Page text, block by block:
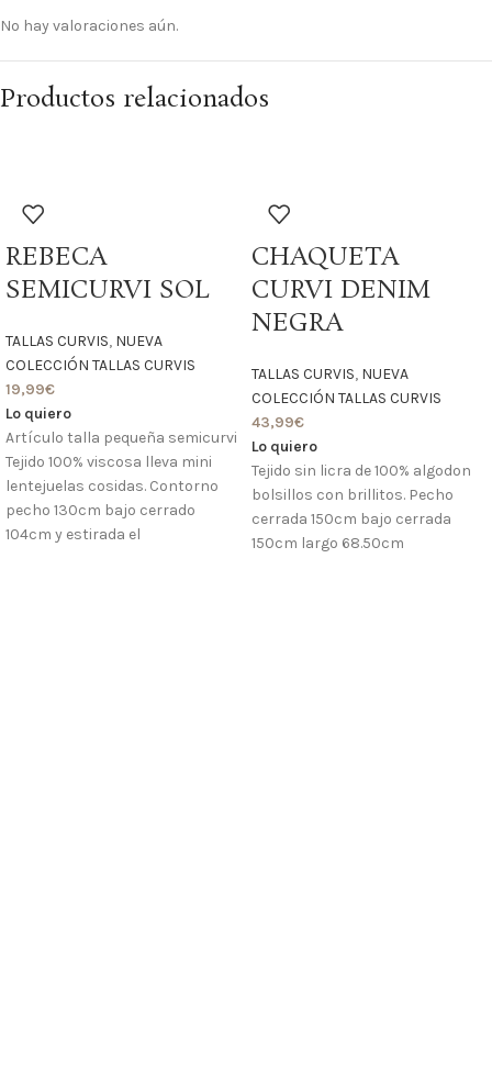
No hay valoraciones aún.
Productos relacionados
REBECA
SEMICURVI SOL
TALLAS CURVIS, NUEVA
COLECCIÓN TALLAS CURVIS
19,99€
Lo quiero
Artículo talla pequeña semicurvi
Tejido 100% viscosa lleva mini
lentejuelas cosidas. Contorno
pecho 130cm bajo cerrado
104cm y estirada el
CHAQUETA
CURVI DENIM
NEGRA
TALLAS CURVIS, NUEVA
COLECCIÓN TALLAS CURVIS
43,99€
Lo quiero
Tejido sin licra de 100% algodon
bolsillos con brillitos. Pecho
cerrada 150cm bajo cerrada
150cm largo 68.50cm